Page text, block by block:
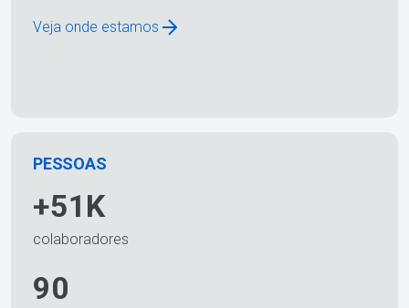
Veja onde estamos
PESSOAS
+51K
colaboradores
90